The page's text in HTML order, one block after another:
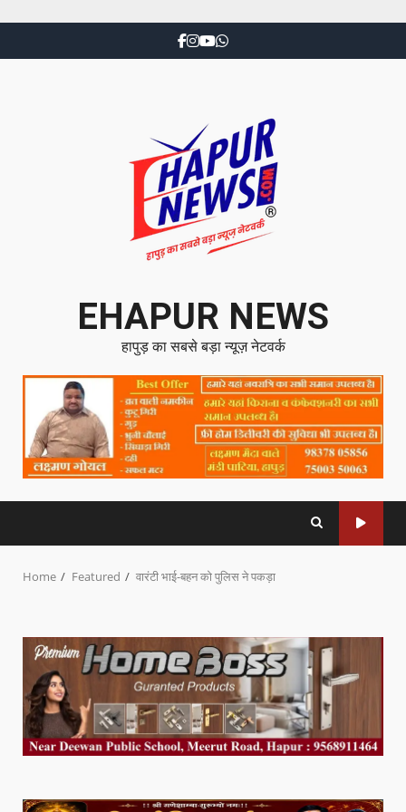
EHAPUR NEWS
हापुड़ का सबसे बड़ा न्यूज़ नेटवर्क
Home Featured वारंटी भाई-बहन को पुलिस ने पकड़ा